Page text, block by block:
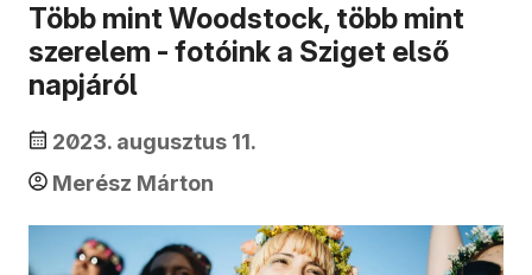
Több mint Woodstock, több mint
szerelem - fotóink a Sziget első
napjáról
2023. augusztus 11.
Merész Márton